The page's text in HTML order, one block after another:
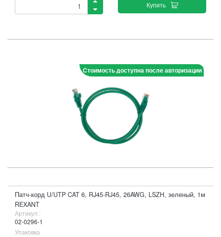
Купить
Стоимость доступна после авторизации
Патч-корд U/UTP CAT 6, RJ45-RJ45, 26AWG, LSZH, зеленый, 1м
REXANT
Артикул :
02-0296-1
Упаковка